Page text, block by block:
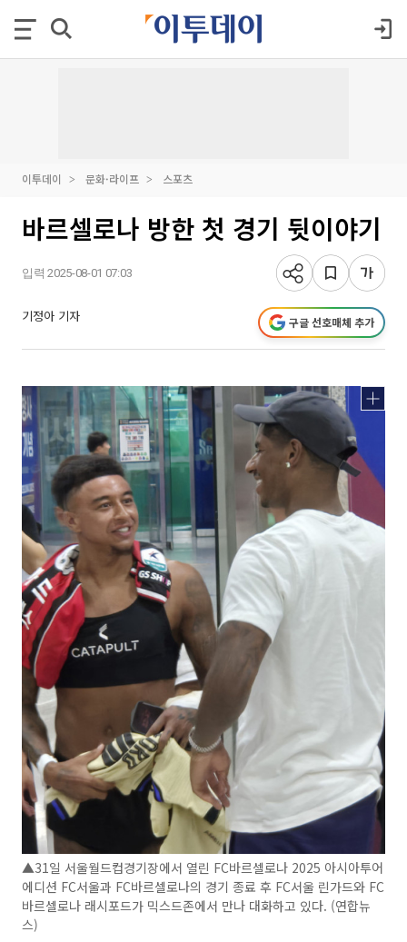
이투데이 문화·라이프 스포츠
바르셀로나 방한 첫 경기 뒷이야기
입력 2025-08-01 07:03
기정아 기자 구글 선호매체 추가
▲31일 서울월드컵경기장에서 열린 FC바르셀로나 2025 아시아투어
에디션 FC서울과 FC바르셀로나의 경기 종료 후 FC서울 린가드와 FC
바르셀로나 래시포드가 믹스드존에서 만나 대화하고 있다. (연합뉴
스)